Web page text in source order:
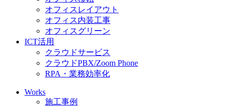
オフィスレイアウト
オフィス内装工事
オフィスグリーン
ICT活用
クラウドサービス
クラウドPBX/Zoom Phone
RPA・業務効率化
Works
施工事例